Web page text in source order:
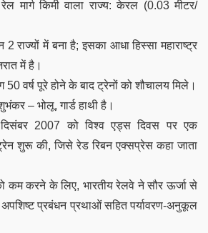
मार्ग किमी वाला राज्य: केरल (0.03 मीटर/
राज्यों में बना है; इसका आधा हिस्सा महाराष्ट्र
में है।
वर्ष पूरे होने के बाद ट्रेनों को शौचालय मिले।
– भोलू, गार्ड हाथी है।
2007 को विश्व एड्स दिवस पर एक
शुरू की, जिसे रेड रिबन एक्सप्रेस कहा जाता
कम करने के लिए, भारतीय रेलवे ने सौर ऊर्जा से
प्रबंधन प्रथाओं सहित पर्यावरण-अनुकूल